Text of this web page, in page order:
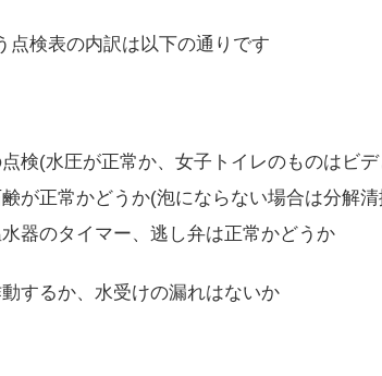
点検表の内訳は以下の通りです
検(水圧が正常か、女子トイレのものはビ
が正常かどうか(泡にならない場合は分解
器のタイマー、逃し弁は正常かどうか
するか、水受けの漏れはないか